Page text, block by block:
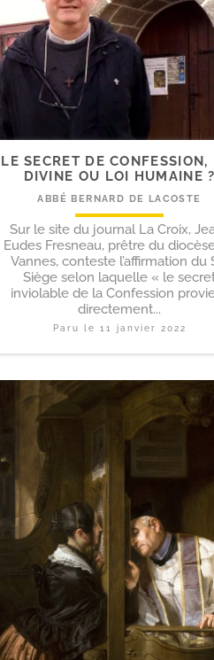
LE SECRET DE CONFESSION,
DIVINE OU LOI HUMAINE ?
ABBÉ BERNARD DE LACOSTE
Sur le site du journal La Croix,
Eudes Fresneau, prêtre du
Vannes, conteste l’affirmation du
Siège selon laquelle « le
inviolable de la Confession
directement...
Paru le 11 janvier 2022